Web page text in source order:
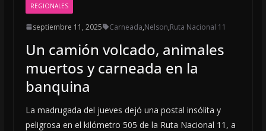
REGIONALES
septiembre 11, 2025 Carneada,Nelson,Ruta Nacional 11
Un camión volcado, animales
muertos y carneada en la
banquina
La madrugada del jueves dejó una postal insólita y
peligrosa en el kilómetro 505 de la Ruta Nacional 11, a